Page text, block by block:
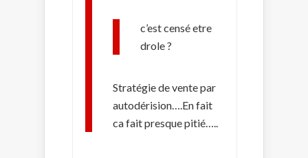
c’est censé etre
drole ?
Stratégie de vente par
autodérision….En fait
ca fait presque pitié…..